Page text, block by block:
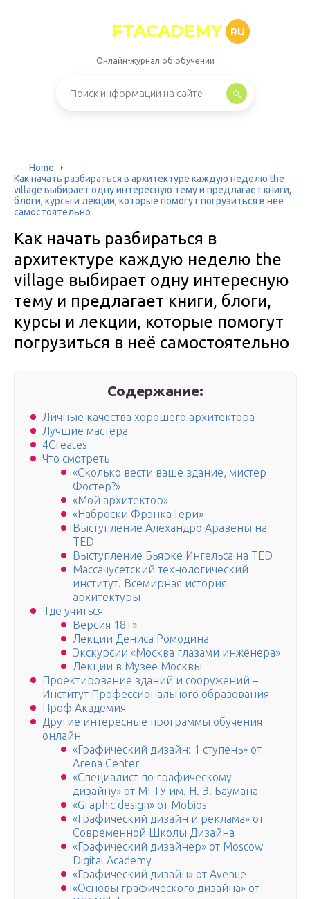
FTACADEMY RU
Онлайн-журнал об обучении
Home
Как начать разбираться в архитектуре каждую неделю the
village выбирает одну интересную тему и предлагает книги,
блоги, курсы и лекции, которые помогут погрузиться в неё
самостоятельно
Как начать разбираться в
архитектуре каждую неделю the
village выбирает одну интересную
тему и предлагает книги, блоги,
курсы и лекции, которые помогут
погрузиться в неё самостоятельно
Содержание:
Личные качества хорошего архитектора
Лучшие мастера
4Creates
Что смотреть
«Сколько вести ваше здание, мистер
Фостер?»
«Мой архитектор»
«Наброски Фрэнка Гери»
Выступление Алехандро Аравены на
TED
Выступление Бьярке Ингельса на TED
Массачусетский технологический
институт. Всемирная история
архитектуры
Где учиться
Версия 18+»
Лекции Дениса Ромодина
Экскурсии «Москва глазами инженера»
Лекции в Музее Москвы
Проектирование зданий и сооружений –
Институт Профессионального образования
Проф Академия
Другие интересные программы обучения
онлайн
«Графический дизайн: 1 ступень» от
Arena Center
«Специалист по графическому
дизайну» от МГТУ им. Н. Э. Баумана
«Graphic design» от Mobios
«Графический дизайн и реклама» от
Современной Школы Дизайна
«Графический дизайнер» от Moscow
Digital Academy
«Графический дизайн» от Avenue
«Основы графического дизайна» от